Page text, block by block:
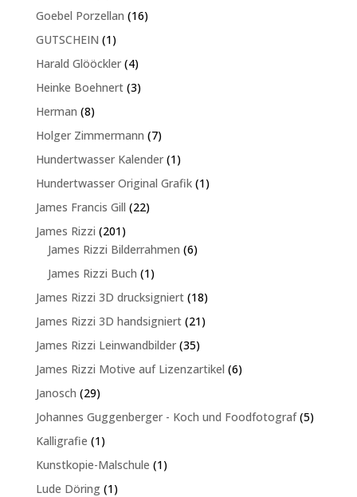
Produkt
Goebel Porzellan 1616
GUTSCHEIN 11
Produkt
Harald Glööckler 44
Produkte
Heinke Boehnert 33
Herman 88
Holger Zimmermann 77
Produkte
Hundertwasser Kalender 11
Produkt
Hundertwasser Original Grafik 11
James Francis Gill 2222
James Rizzi 201201
Produkte
James Rizzi Bilderrahmen 66
James Rizzi Buch 11
Produkt
James Rizzi 3D drucksigniert 1818
Produkte
James Rizzi 3D handsigniert 2121
James Rizzi Leinwandbilder 3535
Produkte
James Rizzi Motive auf Lizenzartikel 66
Janosch 2929
Produkte
Johannes Guggenberger - Koch und Foodfotograf 55
Kalligrafie 11
Produkt
Kunstkopie-Malschule 11
Lude Döring 11